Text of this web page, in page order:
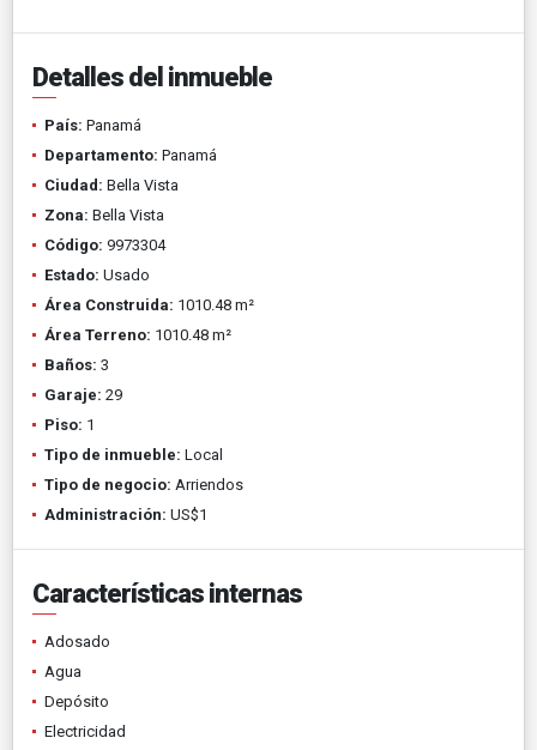
Detalles del inmueble
País: Panamá
Departamento: Panamá
Ciudad: Bella Vista
Zona: Bella Vista
Código: 9973304
Estado: Usado
Área Construida: 1010.48 m²
Área Terreno: 1010.48 m²
Baños: 3
Garaje: 29
Piso: 1
Tipo de inmueble: Local
Tipo de negocio: Arriendos
Administración: US$1
Características internas
Adosado
Agua
Depósito
Electricidad